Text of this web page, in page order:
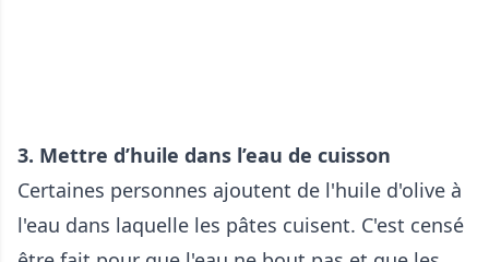
3. Mettre d’huile dans l’eau de cuisson
Certaines personnes ajoutent de l'huile d'olive à
l'eau dans laquelle les pâtes cuisent. C'est censé